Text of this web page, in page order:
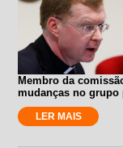
Membro da
mudanças no grupo
LER MAIS